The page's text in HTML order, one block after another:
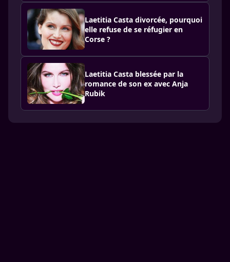
Laetitia Casta divorcée, pourquoi
elle refuse de se réfugier en
Corse ?
Laetitia Casta blessée par la
romance de son ex avec Anja
Rubik